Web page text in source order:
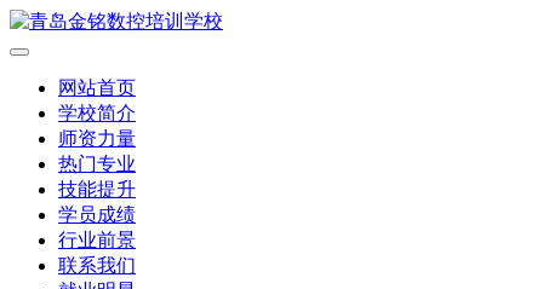
网站首页
学校简介
师资力量
热门专业
技能提升
学员成绩
行业前景
联系我们